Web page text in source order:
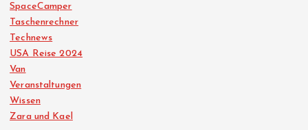
SpaceCamper
Taschenrechner
Technews
USA Reise 2024
Van
Veranstaltungen
Wissen
Zara und Kael